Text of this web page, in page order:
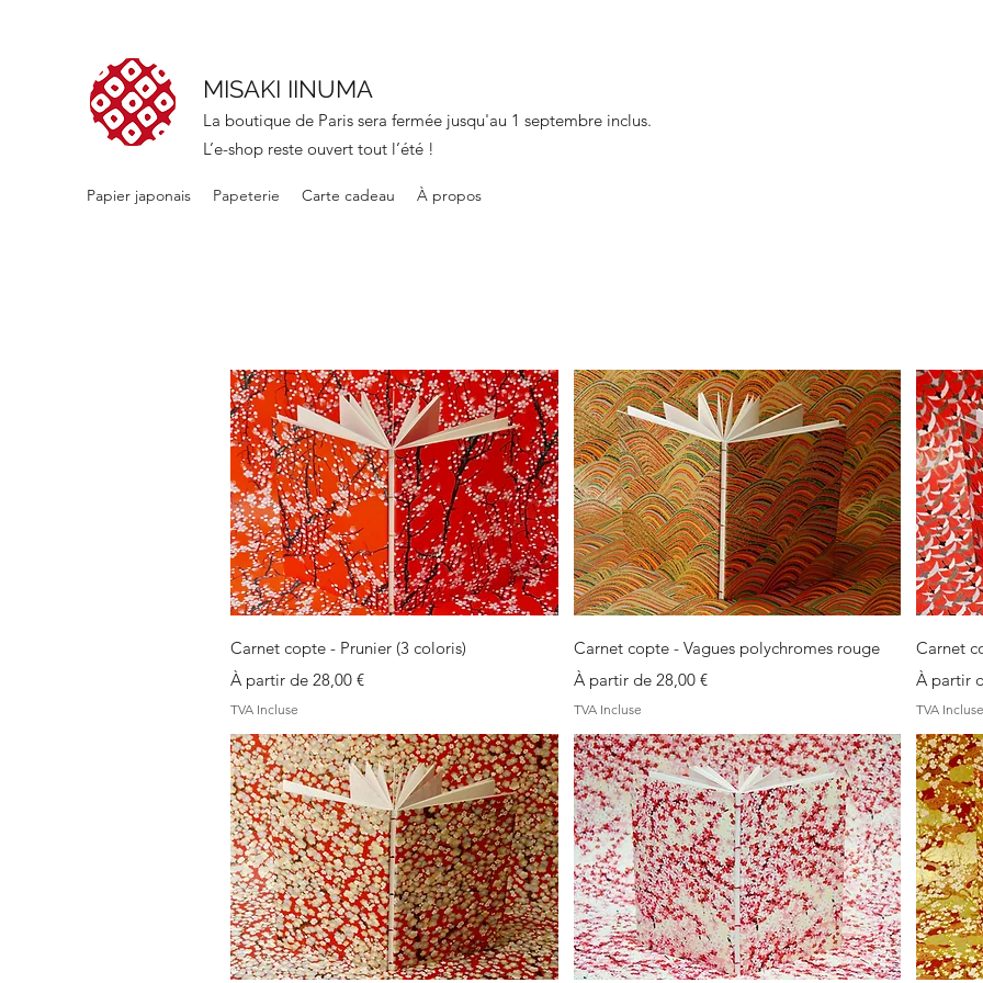
MISAKI IINUMA
La boutique de Paris sera fermée jusqu'au 1 septembre inclus.
L’e-shop reste ouvert tout l’été !
Papier japonais Papeterie Carte cadeau À propos
Aperçu rapide
Carnet copte - Prunier (3 coloris)
À partir de 28,00 €
Prix promotionnel
TVA Incluse
Aperçu rapide
Carnet copte - Vagues polychromes rouge
À partir de 28,00 €
Prix promotionnel
TVA Incluse
Carnet
À partir
Prix
TVA Incluse